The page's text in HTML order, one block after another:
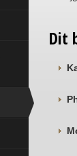
Dit